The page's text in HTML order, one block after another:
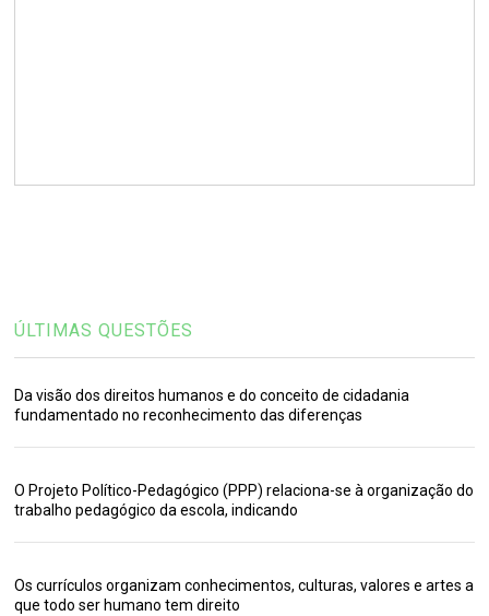
ÚLTIMAS QUESTÕES
Da visão dos direitos humanos e do conceito de cidadania
fundamentado no reconhecimento das diferenças
O Projeto Político-Pedagógico (PPP) relaciona-se à organização do
trabalho pedagógico da escola, indicando
Os currículos organizam conhecimentos, culturas, valores e artes a
que todo ser humano tem direito